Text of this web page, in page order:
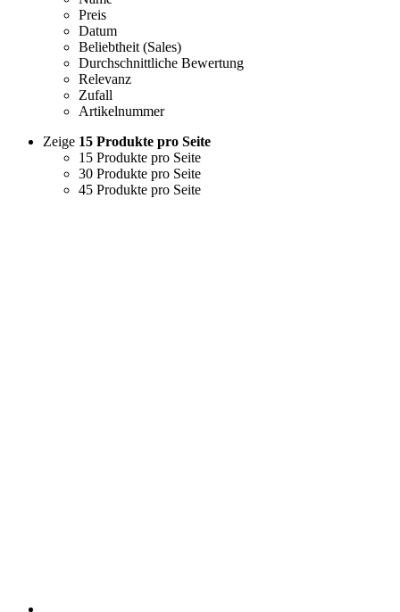
Preis
Datum
Beliebtheit (Sales)
Durchschnittliche Bewertung
Relevanz
Zufall
Artikelnummer
Zeige 15 Produkte pro Seite
15 Produkte pro Seite
30 Produkte pro Seite
45 Produkte pro Seite